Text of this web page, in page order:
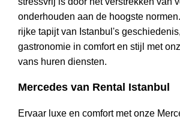
onderhouden aan de hoogste
rijke tapijt van Istanbul's
gastronomie in comfort en stijl met
vans huren diensten.
Mercedes van Rental Istanbul
Ervaar luxe en comfort met onze